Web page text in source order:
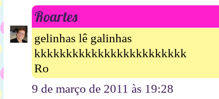
Roartes
gelinhas lê galinhas
kkkkkkkkkkkkkkkkkkkkkkkk
Ro
9 de março de 2011 às 19:28